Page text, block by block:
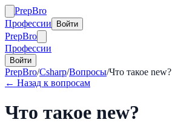
PrepBro
Профессии
Войти
PrepBro
Профессии
Войти
PrepBro/Csharp/Вопросы/Что такое new?
← Назад к вопросам
Что такое new?